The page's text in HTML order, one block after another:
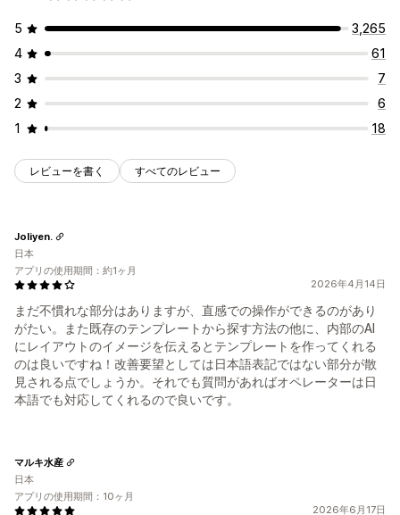
5
3,265
4
61
3
7
2
6
1
18
レビューを書く すべてのレビュー
2026年4月14日
まだ不慣れな部分はありますが、直感での操作ができるのがあり
がたい。また既存のテンプレートから探す方法の他に、内部のAI
にレイアウトのイメージを伝えるとテンプレートを作ってくれる
のは良いですね！改善要望としては日本語表記ではない部分が散
見される点でしょうか。それでも質問があればオペレーターは日
本語でも対応してくれるので良いです。
Joliyen.
日本
アプリの使用期間：約1ヶ月
2026年6月17日
マルキ水産
日本
アプリの使用期間：10ヶ月